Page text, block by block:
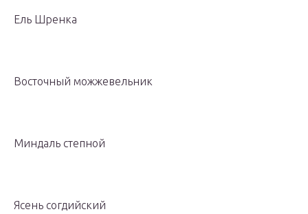
Ель Шренка
Восточный можжевельник
Миндаль степной
Ясень согдийский